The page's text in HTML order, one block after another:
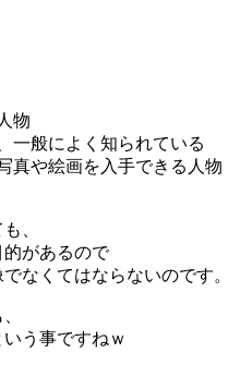
物
一般によく知られている
真や絵画を入手できる人物
、
的があるので
なくてはならないのです。
う事ですねｗ